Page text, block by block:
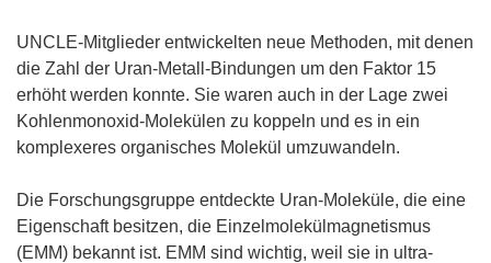
UNCLE-Mitglieder entwickelten neue Methoden, mit denen
die Zahl der Uran-Metall-Bindungen um den Faktor 15
erhöht werden konnte. Sie waren auch in der Lage zwei
Kohlenmonoxid-Molekülen zu koppeln und es in ein
komplexeres organisches Molekül umzuwandeln.
Die Forschungsgruppe entdeckte Uran-Moleküle, die eine
Eigenschaft besitzen, die Einzelmolekülmagnetismus
(EMM) bekannt ist. EMM sind wichtig, weil sie in ultra-